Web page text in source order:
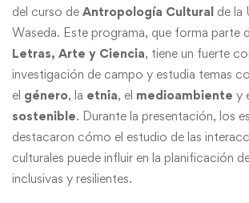
del curso de Antropología Cultural de la
Waseda. Este programa, que forma parte
Letras, Arte y Ciencia, tiene un fuerte
investigación de campo y estudia temas
el género, la etnia, el medioambiente y
sostenible. Durante la presentación, los
destacaron cómo el estudio de las
culturales puede influir en la planificación
inclusivas y resilientes.